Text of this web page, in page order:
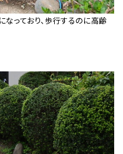
っており、歩行するのに高齢